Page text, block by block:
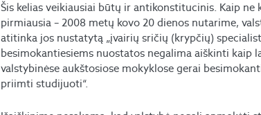
Šis kelias veikiausiai būtų ir antikonstitucinis. Kaip ne
pirmiausia – 2008 metų kovo 20 dienos nutarime,
atitinka jos nustatytą „įvairių sričių (krypčių)
besimokantiesiems nuostatos negalima aiškinti kaip
valstybinėse aukštosiose mokyklose gerai
priimti studijuoti“.